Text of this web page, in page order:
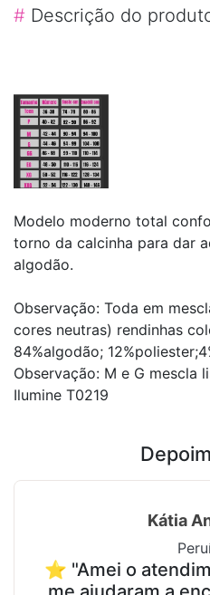
# Descrição do
Modelo moderno total
torno da calcinha para dar
algodão.
Observação: Toda em
cores neutras) rendinhas
84%algodão;
Observação: M e G mescla
Ilumine T0219
Kátia
⭐ "Amei o